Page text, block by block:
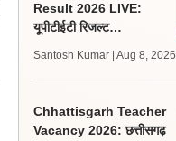
Result 2026 LIVE:
यूपीटीईटी रिजल्ट
जल्द, जानें लेटेस्ट अपडेट,
पासिंग मार्क्स
Santosh Kumar | Aug 8, 2026
Chhattisgarh Teacher
Vacancy 2026: छत्तीसगढ़